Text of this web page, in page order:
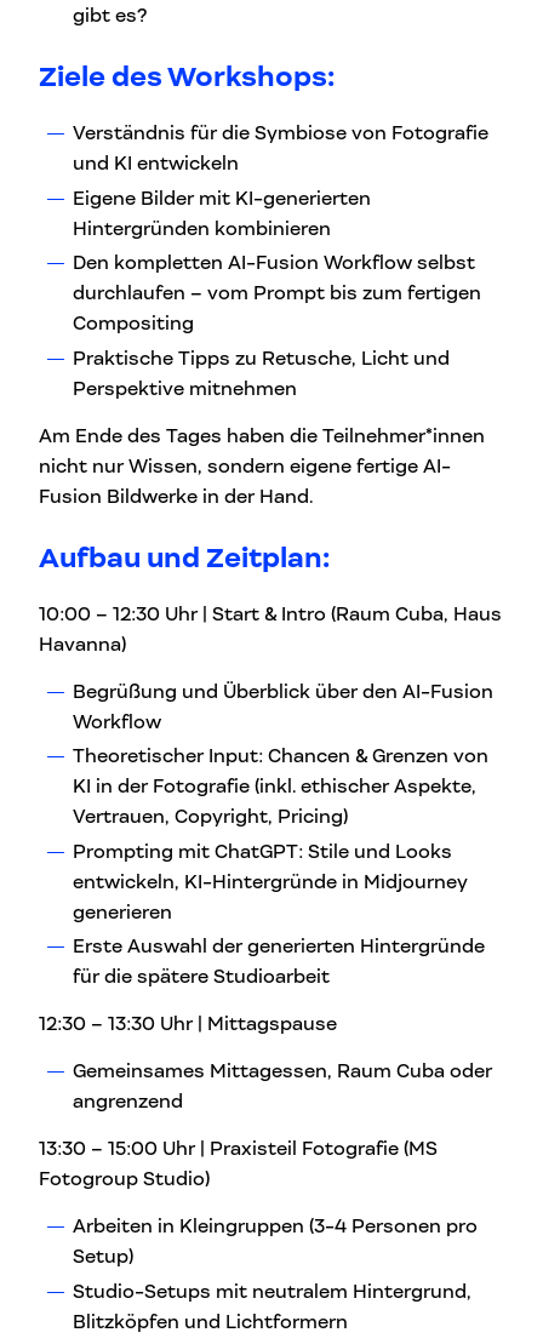
gibt es?
Ziele des Workshops:
Verständnis für die Symbiose von Fotografie
und KI entwickeln
Eigene Bilder mit KI-generierten
Hintergründen kombinieren
Den kompletten AI-Fusion Workflow selbst
durchlaufen – vom Prompt bis zum fertigen
Compositing
Praktische Tipps zu Retusche, Licht und
Perspektive mitnehmen
Am Ende des Tages haben die Teilnehmer*innen
nicht nur Wissen, sondern eigene fertige AI-
Fusion Bildwerke in der Hand.
Aufbau und Zeitplan:
10:00 – 12:30 Uhr | Start & Intro (Raum Cuba, Haus
Havanna)
Begrüßung und Überblick über den AI-Fusion
Workflow
Theoretischer Input: Chancen & Grenzen von
KI in der Fotografie (inkl. ethischer Aspekte,
Vertrauen, Copyright, Pricing)
Prompting mit ChatGPT: Stile und Looks
entwickeln, KI-Hintergründe in Midjourney
generieren
Erste Auswahl der generierten Hintergründe
für die spätere Studioarbeit
12:30 – 13:30 Uhr | Mittagspause
Gemeinsames Mittagessen, Raum Cuba oder
angrenzend
13:30 – 15:00 Uhr | Praxisteil Fotografie (MS
Fotogroup Studio)
Arbeiten in Kleingruppen (3-4 Personen pro
Setup)
Studio-Setups mit neutralem Hintergrund,
Blitzköpfen und Lichtformern